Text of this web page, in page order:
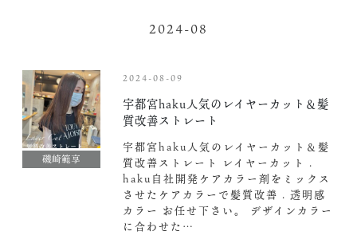
2024-08
磯崎範享
2024-08-09
宇都宮haku人気のレイヤーカット＆髪
質改善ストレート
宇都宮haku人気のレイヤーカット＆髪
質改善ストレート レイヤーカット .
haku自社開発ケアカラー剤をミックス
させたケアカラーで髪質改善 . 透明感
カラー お任せ下さい。 デザインカラー
に合わせた…